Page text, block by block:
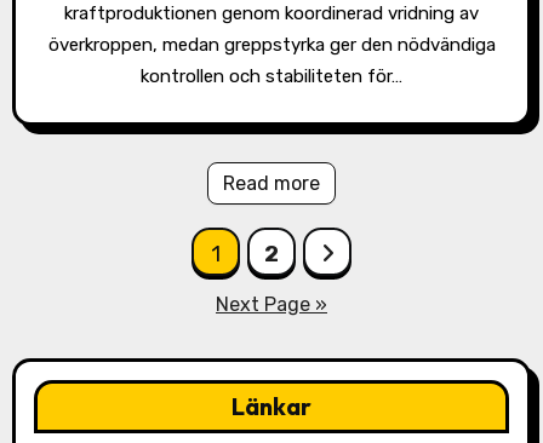
kraftproduktionen genom koordinerad vridning av
överkroppen, medan greppstyrka ger den nödvändiga
kontrollen och stabiliteten för…
Read more
1 2
Next Page »
Länkar